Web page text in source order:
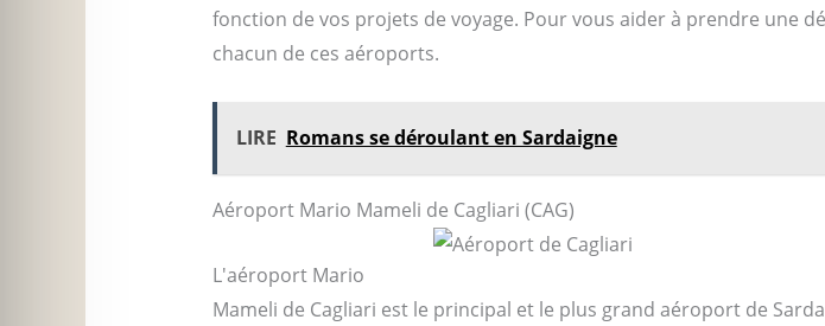
fonction de vos projets de voyage. Pour vous aider à prendre une
chacun de ces aéroports.
LIRE Romans se déroulant en Sardaigne
Aéroport Mario Mameli de Cagliari (CAG)
L'aéroport Mario
Mameli de Cagliari est le principal et le plus grand aéroport de